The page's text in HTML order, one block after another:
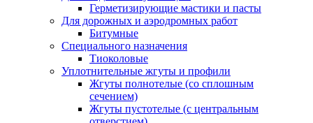
Герметизирующие мастики и пасты
Для дорожных и аэродромных работ
Битумные
Специального назначения
Тиоколовые
Уплотнительные жгуты и профили
Жгуты полнотелые (со сплошным
сечением)
Жгуты пустотелые (с центральным